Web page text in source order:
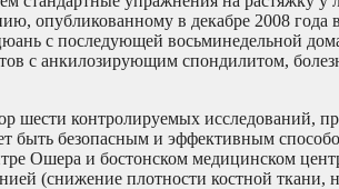
опубликованному в декабре 2008 года в
с последующей восьминедельной
с анкилозирующим спондилитом,
шести контролируемых исследований,
быть безопасным и эффективным
Ошера и бостонском медицинском
(снижение плотности костной ткани,